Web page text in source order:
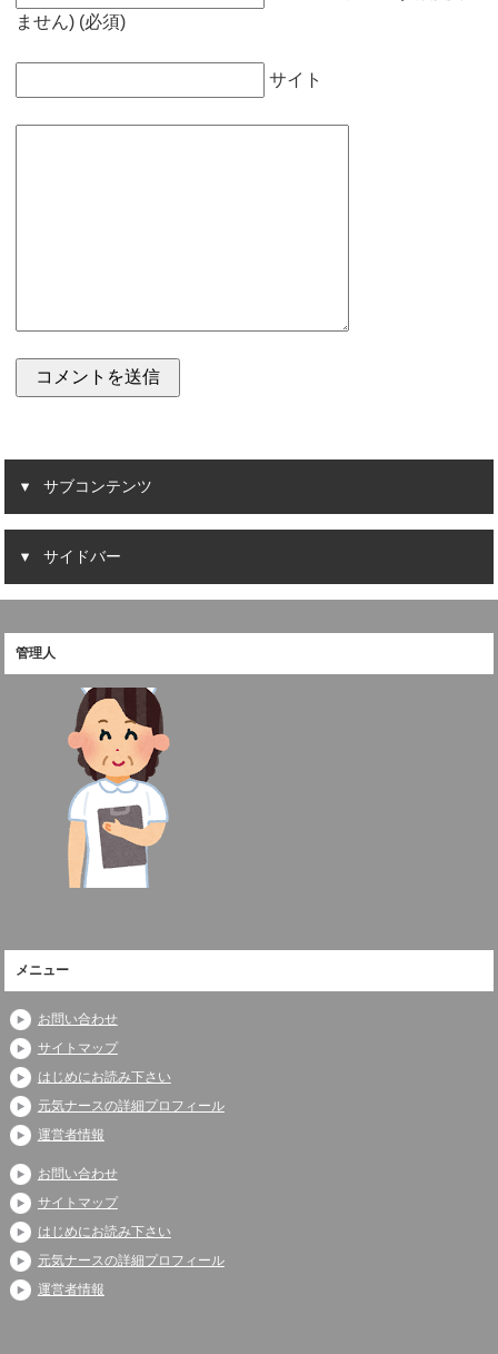
ません) (必須)
サイト
サブコンテンツ
サイドバー
管理人
メニュー
お問い合わせ
サイトマップ
はじめにお読み下さい
元気ナースの詳細プロフィール
運営者情報
お問い合わせ
サイトマップ
はじめにお読み下さい
元気ナースの詳細プロフィール
運営者情報